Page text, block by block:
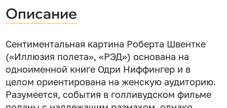
Описание
Сентиментальная картина Роберта Швентке
(«Иллюзия полета», «РЭД») основана на
одноименной книге Одри Ниффингер и в
целом ориентирована на женскую аудиторию.
Разумеется, события в голливудском фильме